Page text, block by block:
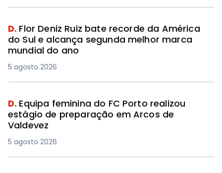
D. Flor Deniz Ruiz bate recorde da América
do Sul e alcança segunda melhor marca
mundial do ano
5 agosto 2026
D. Equipa feminina do FC Porto realizou
estágio de preparação em Arcos de
Valdevez
5 agosto 2026